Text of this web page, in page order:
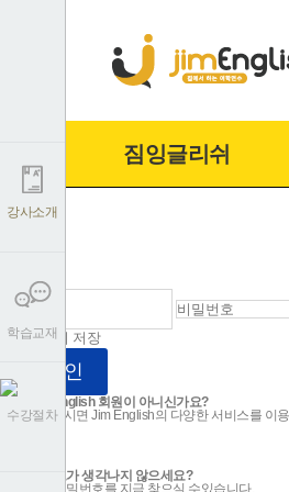
짐잉글리쉬
강사소개
학습교재
수강절차
아이디 저장
로그인
아직 Jim English 회원이 아니신가요?
회원가입하시면 Jim English의 다양한 서비스를 이
로그인 정보가 생각나지 않으세요?
아이디와 비밀번호를 지금 찾으실 수있습니다.